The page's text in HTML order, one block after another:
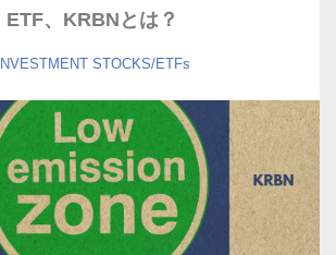
ETF、KRBNとは？
INVESTMENT STOCKS/ETFs